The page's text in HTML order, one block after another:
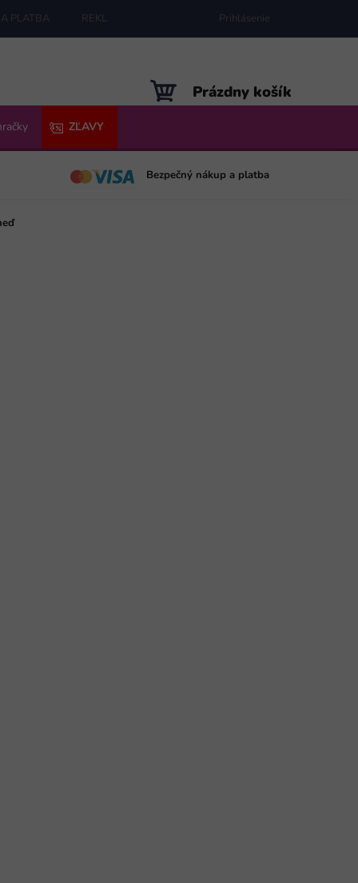
PLATBA REKLAMÁCIE MAPA SERVERU
Prihlásenie
NÁKUPNÝ
KOŠÍK
Prázdny košík
ZĽAVY
Bezpečný nákup a platba